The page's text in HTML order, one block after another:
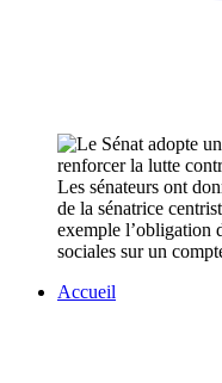
Les sénateurs ont
de la sénatrice
exemple l’obligation
sociales sur un
Accueil